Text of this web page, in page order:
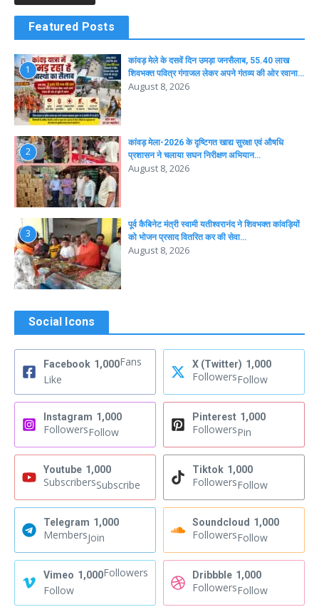
Featured Posts
1
कांवड़ मेले के दसवें दिन उमड़ा जनसैलाब, 55.40 लाख
शिवभक्त पवित्र गंगाजल लेकर अपने गंतव्य की ओर रवाना…
August 8, 2026
2
कांवड़ मेला-2026 के दृष्टिगत खाद्य सुरक्षा एवं औषधि
प्रशासन ने चलाया सघन निरीक्षण अभियान…
August 8, 2026
3
पूर्व कैबिनेट मंत्री स्वामी यतीश्वरानंद ने शिवभक्त कांवड़ियों
को भोजन प्रसाद वितरित कर की सेवा…
August 8, 2026
Social Icons
Facebook 1,000Fans
Like
X (Twitter) 1,000
FollowersFollow
Instagram 1,000
FollowersFollow
Pinterest 1,000
FollowersPin
Youtube 1,000
SubscribersSubscribe
Tiktok 1,000
FollowersFollow
Telegram 1,000
MembersJoin
Soundcloud 1,000
FollowersFollow
Vimeo 1,000Followers
Follow
Dribbble 1,000
FollowersFollow